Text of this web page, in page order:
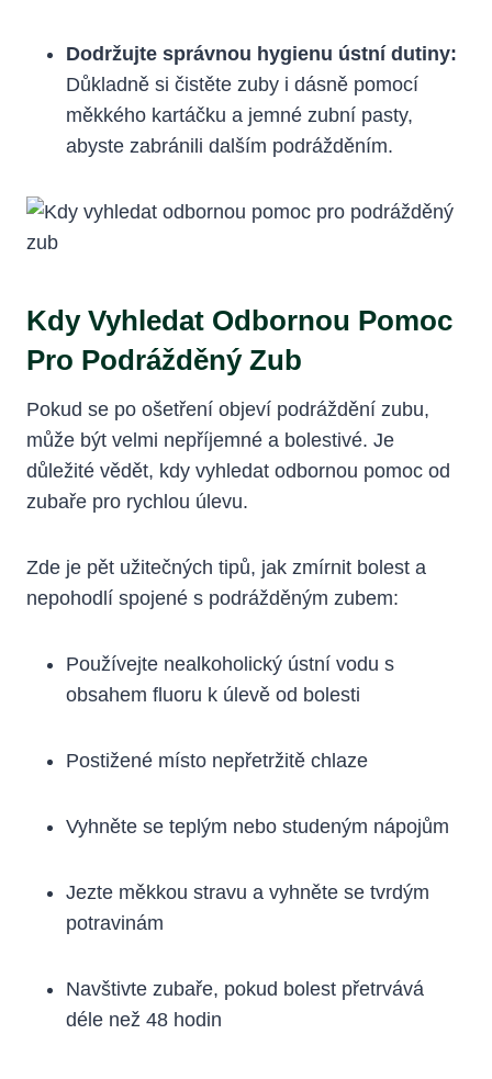
Dodržujte správnou hygienu ústní dutiny:
Důkladně si čistěte zuby i dásně pomocí
měkkého kartáčku a jemné zubní pasty,
abyste zabránili dalším podrážděním.
Kdy Vyhledat Odbornou Pomoc
Pro Podrážděný Zub
Pokud se po ošetření objeví podráždění zubu,
může být velmi nepříjemné a bolestivé. Je
důležité vědět, kdy vyhledat odbornou pomoc od
zubaře pro rychlou úlevu.
Zde je pět užitečných tipů, jak zmírnit bolest a
nepohodlí spojené s podrážděným zubem:
Používejte nealkoholický ústní vodu s
obsahem fluoru k úlevě od bolesti
Postižené místo nepřetržitě chlaze
Vyhněte se teplým nebo studeným nápojům
Jezte měkkou stravu a vyhněte se tvrdým
potravinám
Navštivte zubaře, pokud bolest přetrvává
déle než 48 hodin